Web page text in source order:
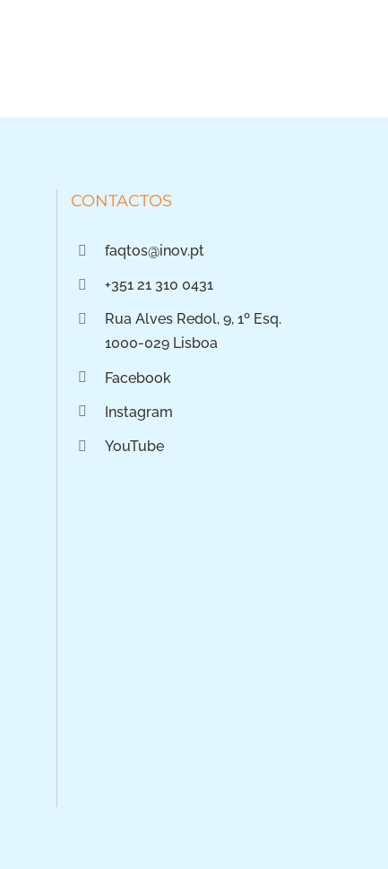
CONTACTOS
faqtos@inov.pt
+351 21 310 0431
Rua Alves Redol, 9, 1º Esq.
1000-029 Lisboa
Facebook
Instagram
YouTube